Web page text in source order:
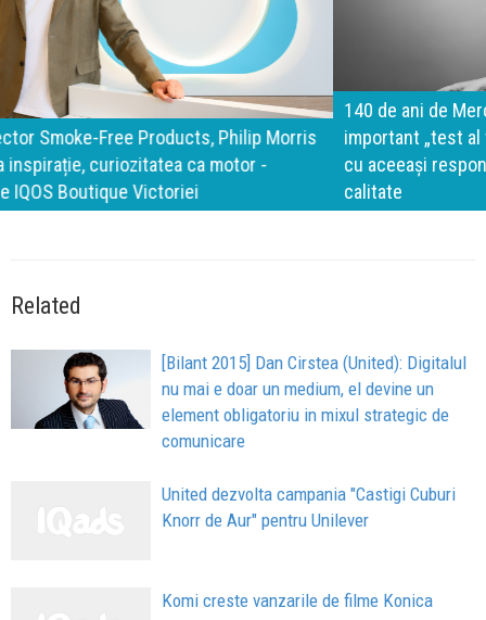
140 de ani de Mercedes-Benz. Ramona Pîrlog: Cel mai
important „test al timpului” este să inovăm constant, dar
cu aceeași responsabilitate față de oameni, siguranță și
calitate
Related
[Bilant 2015] Dan Cirstea (United): Digitalul
nu mai e doar un medium, el devine un
element obligatoriu in mixul strategic de
comunicare
United dezvolta campania "Castigi Cuburi
Knorr de Aur" pentru Unilever
Komi creste vanzarile de filme Konica